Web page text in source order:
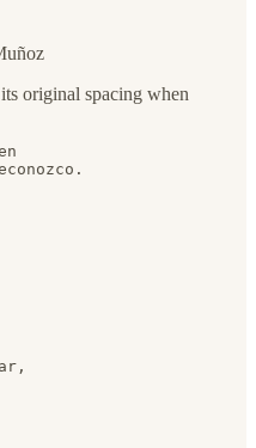
original spacing when